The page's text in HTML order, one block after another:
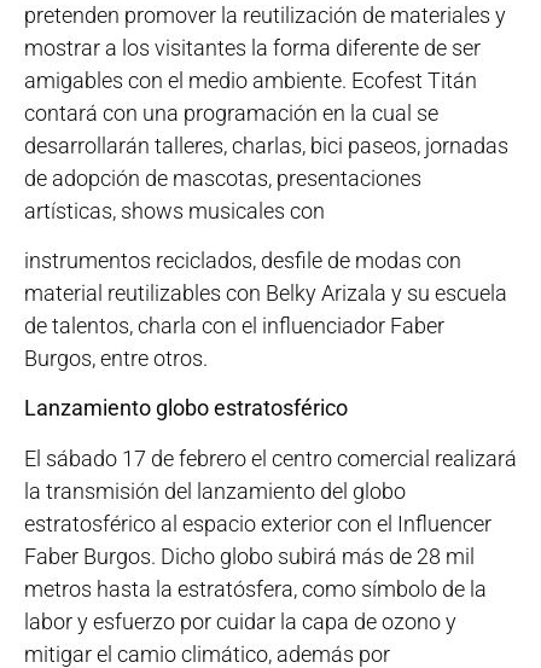
pretenden promover la reutilización de materiales y
mostrar a los visitantes la forma diferente de ser
amigables con el medio ambiente. Ecofest Titán
contará con una programación en la cual se
desarrollarán talleres, charlas, bici paseos, jornadas
de adopción de mascotas, presentaciones
artísticas, shows musicales con
instrumentos reciclados, desfile de modas con
material reutilizables con Belky Arizala y su escuela
de talentos, charla con el influenciador Faber
Burgos, entre otros.
Lanzamiento globo estratosférico
El sábado 17 de febrero el centro comercial realizará
la transmisión del lanzamiento del globo
estratosférico al espacio exterior con el Influencer
Faber Burgos. Dicho globo subirá más de 28 mil
metros hasta la estratósfera, como símbolo de la
labor y esfuerzo por cuidar la capa de ozono y
mitigar el camio climático, además por